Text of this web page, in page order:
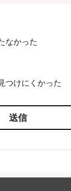
なかった
つけにくかった